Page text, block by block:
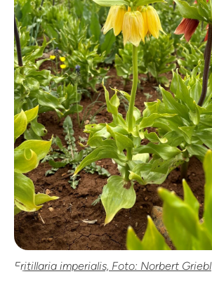
Fritillaria imperialis, Foto: Norbert Griebl